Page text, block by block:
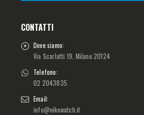
CONTATTI
Dove siamo:
Via Scarlatti 19, Milano 20124
Telefono:
02 2043835
Email:
info@nikewatch.it